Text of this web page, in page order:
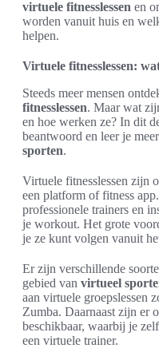
virtuele fitnesslessen en
worden vanuit huis en
helpen.
Virtuele fitnesslessen:
Steeds meer mensen
fitnesslessen. Maar wat
en hoe werken ze? In dit
beantwoord en leer je
sporten.
Virtuele fitnesslessen zijn
een platform of fitness
professionele trainers en
je workout. Het grote
je ze kunt volgen vanuit
Er zijn verschillende
gebied van virtueel
aan virtuele groepslessen
Zumba. Daarnaast zijn er
beschikbaar, waarbij je
een virtuele trainer.